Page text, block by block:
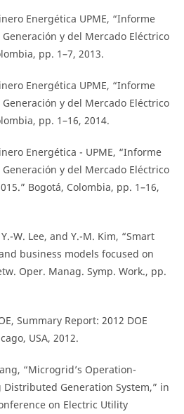
Energética UPME, “Informe
y del Mercado Eléctrico
pp. 1–7, 2013.
Energética UPME, “Informe
y del Mercado Eléctrico
pp. 1–16, 2014.
Energética - UPME, “Informe
y del Mercado Eléctrico
Bogotá, Colombia, pp. 1–16,
W. Lee, and Y.-M. Kim, “Smart
business models focused on
Oper. Manag. Symp. Work., pp.
Summary Report: 2012 DOE
USA, 2012.
“Microgrid’s Operation-
Generation System,” in
on Electric Utility